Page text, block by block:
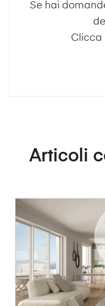
Se hai
Clicca
Articoli